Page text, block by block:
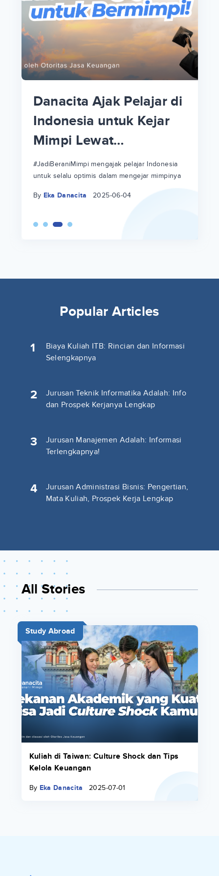
Danacita Ajak Pelajar di
Indonesia untuk Kejar
Mimpi Lewat
#JadiBeraniMimpi
#JadiBeraniMimpi mengajak pelajar Indonesia
untuk selalu optimis dalam mengejar mimpinya
By Eka Danacita 2025-06-04
Popular Articles
1
Biaya Kuliah ITB: Rincian dan Informasi
Selengkapnya
2
Jurusan Teknik Informatika Adalah: Info
dan Prospek Kerjanya Lengkap
3
Jurusan Manajemen Adalah: Informasi
Terlengkapnya!
4
Jurusan Administrasi Bisnis: Pengertian,
Mata Kuliah, Prospek Kerja Lengkap
All Stories
Study Abroad
Kuliah di Taiwan: Culture Shock dan Tips
Kelola Keuangan
By Eka Danacita 2025-07-01